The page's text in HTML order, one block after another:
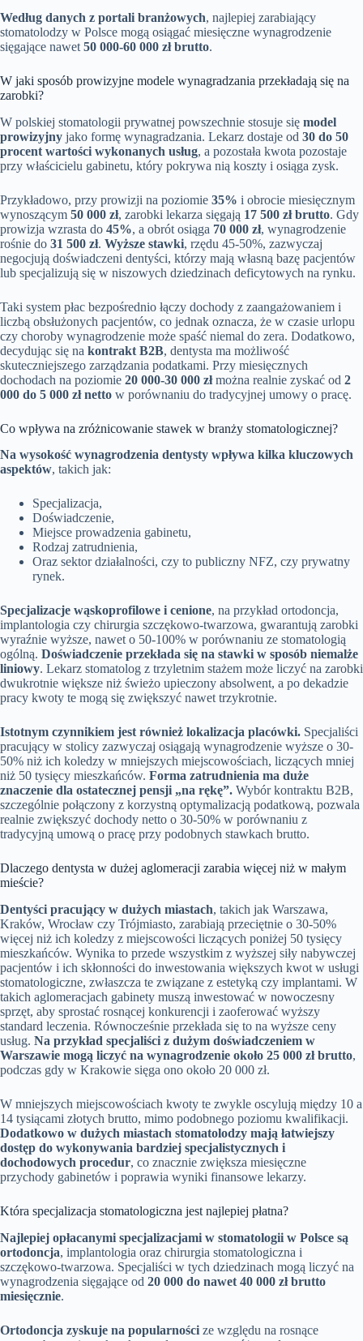
Według danych z portali branżowych, najlepiej zarabiający
stomatolodzy w Polsce mogą osiągać miesięczne wynagrodzenie
sięgające nawet 50 000-60 000 zł brutto.
W jaki sposób prowizyjne modele wynagradzania przekładają się na
zarobki?
W polskiej stomatologii prywatnej powszechnie stosuje się model
prowizyjny jako formę wynagradzania. Lekarz dostaje od 30 do 50
procent wartości wykonanych usług, a pozostała kwota pozostaje
przy właścicielu gabinetu, który pokrywa nią koszty i osiąga zysk.
Przykładowo, przy prowizji na poziomie 35% i obrocie miesięcznym
wynoszącym 50 000 zł, zarobki lekarza sięgają 17 500 zł brutto. Gdy
prowizja wzrasta do 45%, a obrót osiąga 70 000 zł, wynagrodzenie
rośnie do 31 500 zł. Wyższe stawki, rzędu 45-50%, zazwyczaj
negocjują doświadczeni dentyści, którzy mają własną bazę pacjentów
lub specjalizują się w niszowych dziedzinach deficytowych na rynku.
Taki system płac bezpośrednio łączy dochody z zaangażowaniem i
liczbą obsłużonych pacjentów, co jednak oznacza, że w czasie urlopu
czy choroby wynagrodzenie może spaść niemal do zera. Dodatkowo,
decydując się na kontrakt B2B, dentysta ma możliwość
skuteczniejszego zarządzania podatkami. Przy miesięcznych
dochodach na poziomie 20 000-30 000 złmożna realnie zyskać od 2
000 do 5 000 zł netto w porównaniu do tradycyjnej umowy o pracę.
Co wpływa na zróżnicowanie stawek w branży stomatologicznej?
Na wysokość wynagrodzenia dentysty wpływa kilka kluczowych
aspektów, takich jak:
Specjalizacja,
Doświadczenie,
Miejsce prowadzenia gabinetu,
Rodzaj zatrudnienia,
Oraz sektor działalności, czy to publiczny NFZ, czy prywatny
rynek.
Specjalizacje wąskoprofilowe i cenione, na przykład ortodoncja,
implantologia czy chirurgia szczękowo-twarzowa, gwarantują zarobki
wyraźnie wyższe, nawet o 50-100% w porównaniu ze stomatologią
ogólną. Doświadczenie przekłada się na stawki w sposób niemalże
liniowy. Lekarz stomatolog z trzyletnim stażem może liczyć na zarobki
dwukrotnie większe niż świeżo upieczony absolwent, a po dekadzie
pracy kwoty te mogą się zwiększyć nawet trzykrotnie.
Istotnym czynnikiem jest również lokalizacja placówki. Specjaliści
pracujący w stolicy zazwyczaj osiągają wynagrodzenie wyższe o 30-
50% niż ich koledzy w mniejszych miejscowościach, liczących mniej
niż 50 tysięcy mieszkańców. Forma zatrudnienia ma duże
znaczenie dla ostatecznej pensji „na rękę”. Wybór kontraktu B2B,
szczególnie połączony z korzystną optymalizacją podatkową, pozwala
realnie zwiększyć dochody netto o 30-50% w porównaniu z
tradycyjną umową o pracę przy podobnych stawkach brutto.
Dlaczego dentysta w dużej aglomeracji zarabia więcej niż w małym
mieście?
Dentyści pracujący w dużych miastach, takich jak Warszawa,
Kraków, Wrocław czy Trójmiasto, zarabiają przeciętnie o 30-50%
więcej niż ich koledzy z miejscowości liczących poniżej 50 tysięcy
mieszkańców. Wynika to przede wszystkim z wyższej siły nabywczej
pacjentów i ich skłonności do inwestowania większych kwot w usługi
stomatologiczne, zwłaszcza te związane z estetyką czy implantami. W
takich aglomeracjach gabinety muszą inwestować w nowoczesny
sprzęt, aby sprostać rosnącej konkurencji i zaoferować wyższy
standard leczenia. Równocześnie przekłada się to na wyższe ceny
usług. Na przykład specjaliści z dużym doświadczeniem w
Warszawie mogą liczyć na wynagrodzenie około 25 000 zł brutto,
podczas gdy w Krakowie sięga ono około 20 000 zł.
W mniejszych miejscowościach kwoty te zwykle oscylują między 10 a
14 tysiącami złotych brutto, mimo podobnego poziomu kwalifikacji.
Dodatkowo w dużych miastach stomatolodzy mają łatwiejszy
dostęp do wykonywania bardziej specjalistycznych i
dochodowych procedur, co znacznie zwiększa miesięczne
przychody gabinetów i poprawia wyniki finansowe lekarzy.
Która specjalizacja stomatologiczna jest najlepiej płatna?
Najlepiej opłacanymi specjalizacjami w stomatologii w Polsce są
ortodoncja, implantologia oraz chirurgia stomatologiczna i
szczękowo-twarzowa. Specjaliści w tych dziedzinach mogą liczyć na
wynagrodzenia sięgające od 20 000 do nawet 40 000 zł brutto
miesięcznie.
Ortodoncja zyskuje na popularności ze względu na rosnące